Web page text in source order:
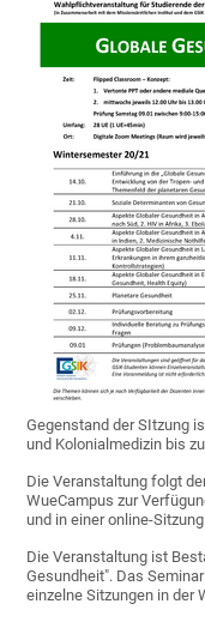
Gegenstand der SItzung
und Kolonialmedizin bis
Die Veranstaltung folgt
WueCampus zur
und in einer online-
Die Veranstaltung ist
Gesundheit". Das
einzelne Sitzungen in der